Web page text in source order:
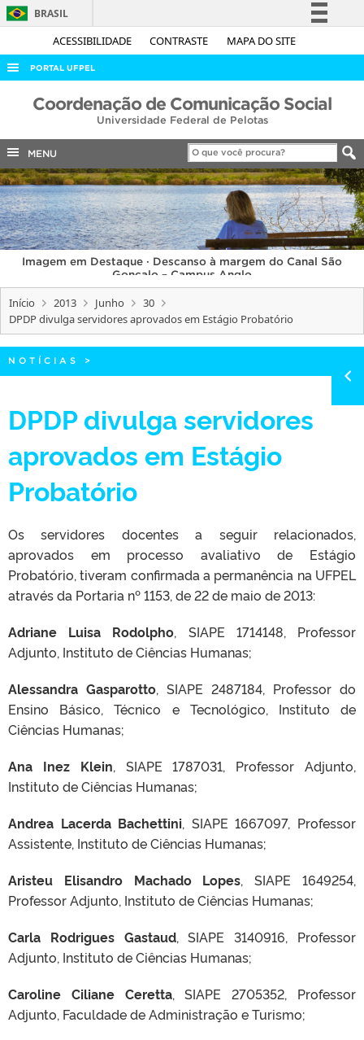
ACESSIBILIDADE CONTRASTE MAPA DO SITE
BRASIL
Simplifique!
Acesso à informação
Legislação
Canais
PORTAL UFPEL
ACESSO À INFORMAÇÃO
COBALTO
CONCURSOS
EDITAIS
INTERNACIONAL
OUVIDORIA
PORTARIAS
TELEFONES
Coordenação de Comunicação Social
Universidade Federal de Pelotas
MENU
Imagem em Destaque · Descanso à margem do Canal São
Gonçalo – Campus Anglo
Início 2013 Junho
30
DPDP divulga servidores aprovados em Estágio Probatório
NOTÍCIAS >
DPDP divulga servidores
aprovados em Estágio
Probatório
Os servidores docentes a seguir relacionados,
aprovados em processo avaliativo de Estágio
Probatório, tiveram confirmada a permanência na UFPEL
através da Portaria nº 1153, de 22 de maio de 2013:
Adriane Luisa Rodolpho, SIAPE 1714148, Professor
Adjunto, Instituto de Ciências Humanas;
Alessandra Gasparotto, SIAPE 2487184, Professor do
Ensino Básico, Técnico e Tecnológico, Instituto de
Ciências Humanas;
Ana Inez Klein, SIAPE 1787031, Professor Adjunto,
Instituto de Ciências Humanas;
Andrea Lacerda Bachettini, SIAPE 1667097, Professor
Assistente, Instituto de Ciências Humanas;
Aristeu Elisandro Machado Lopes, SIAPE 1649254,
Professor Adjunto, Instituto de Ciências Humanas;
Carla Rodrigues Gastaud, SIAPE 3140916, Professor
Adjunto, Instituto de Ciências Humanas;
Caroline Ciliane Ceretta, SIAPE 2705352, Professor
Adjunto, Faculdade de Administração e Turismo;